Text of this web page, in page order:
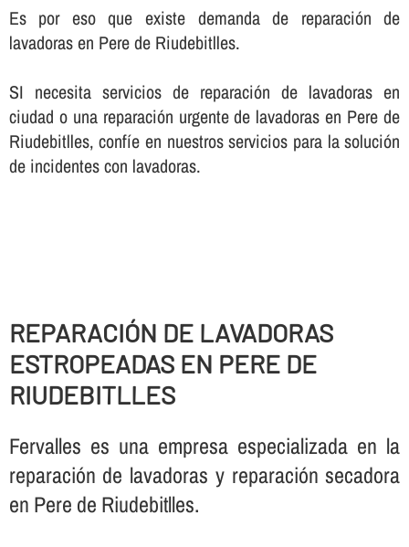
Es por eso que existe demanda de reparación de
lavadoras en Pere de Riudebitlles.
SI necesita servicios de reparación de lavadoras en
ciudad o una reparación urgente de lavadoras en Pere de
Riudebitlles, confí­e en nuestros servicios para la solución
de incidentes con lavadoras.
REPARACIÓN DE LAVADORAS
ESTROPEADAS EN PERE DE
RIUDEBITLLES
Fervalles es una empresa especializada en la
reparación de lavadoras y reparación secadora
en Pere de Riudebitlles.